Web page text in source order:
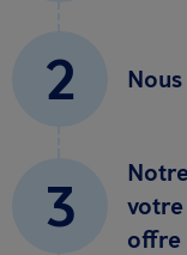
2
3
offre